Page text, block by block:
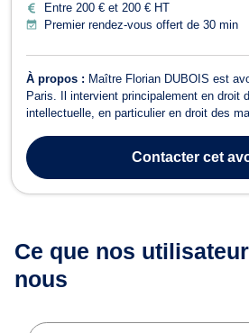
Entre 200 € et 200 € HT
Premier rendez-vous offert de 30 min
À propos : Maître Florian DUBOIS est
Paris. Il intervient principalement en droit
intellectuelle, en particulier en droit des
en conseil et en contentieux, avec une
protection,...
Contactercet
Ce que nos
nous